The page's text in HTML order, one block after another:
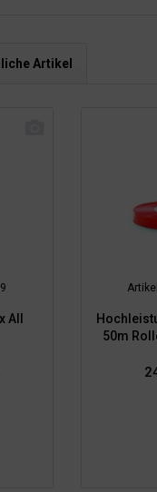
Artikel
All
50m